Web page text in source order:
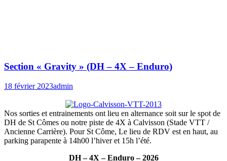
Section « Gravity » (DH – 4X – Enduro)
18 février 2023admin
Nos sorties et entrainements ont lieu en alternance soit sur le spot de
DH de St Cômes ou notre piste de 4X à Calvisson (Stade VTT /
Ancienne Carrière). Pour St Côme, Le lieu de RDV est en haut, au
parking parapente à 14h00 l’hiver et 15h l’été.
DH – 4X – Enduro – 2026